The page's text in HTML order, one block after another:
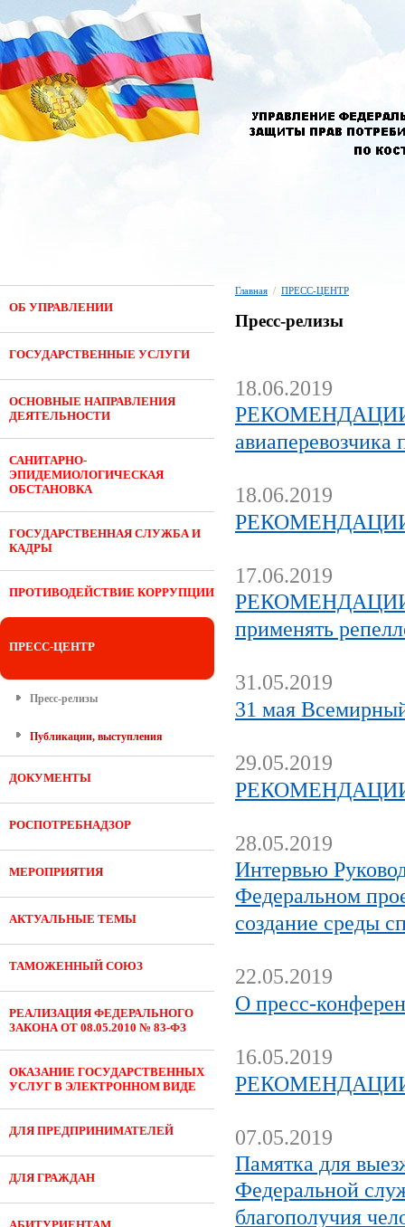
ОБ УПРАВЛЕНИИ
ГОСУДАРСТВЕННЫЕ УСЛУГИ
ОСНОВНЫЕ НАПРАВЛЕНИЯ
ДЕЯТЕЛЬНОСТИ
САНИТАРНО-
ЭПИДЕМИОЛОГИЧЕСКАЯ
ОБСТАНОВКА
ГОСУДАРСТВЕННАЯ СЛУЖБА И
КАДРЫ
ПРОТИВОДЕЙСТВИЕ КОРРУПЦИИ
ПРЕСС-ЦЕНТР
Пресс-релизы
Публикации, выступления
ДОКУМЕНТЫ
РОСПОТРЕБНАДЗОР
МЕРОПРИЯТИЯ
АКТУАЛЬНЫЕ ТЕМЫ
ТАМОЖЕННЫЙ СОЮЗ
РЕАЛИЗАЦИЯ ФЕДЕРАЛЬНОГО
ЗАКОНА ОТ 08.05.2010 № 83-ФЗ
ОКАЗАНИЕ ГОСУДАРСТВЕННЫХ
УСЛУГ В ЭЛЕКТРОННОМ ВИДЕ
ДЛЯ ПРЕДПРИНИМАТЕЛЕЙ
ДЛЯ ГРАЖДАН
Главная / ПРЕСС-ЦЕНТР
Пресс-релизы
18.06.2019
РЕКОМЕНДАЦИИ
авиаперевозчика
18.06.2019
РЕКОМЕНДАЦИИ
17.06.2019
РЕКОМЕНДАЦИИ
применять
31.05.2019
31 мая
29.05.2019
РЕКОМЕНДАЦИИ
28.05.2019
Интервью
Федеральном
создание среды
22.05.2019
О пресс-
16.05.2019
РЕКОМЕНДАЦИИ
07.05.2019
Памятка для
Федеральной
благополучия